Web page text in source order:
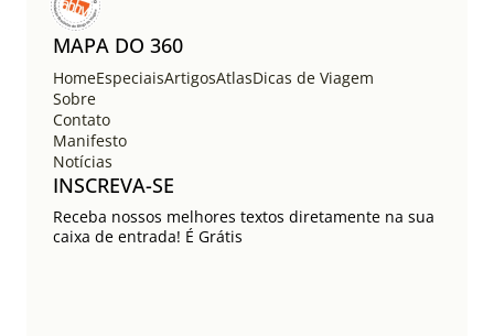
MAPA DO 360
HomeEspeciaisArtigosAtlasDicas de Viagem
Sobre
Contato
Manifesto
Notícias
INSCREVA-SE
Receba nossos melhores textos diretamente na sua
caixa de entrada! É Grátis